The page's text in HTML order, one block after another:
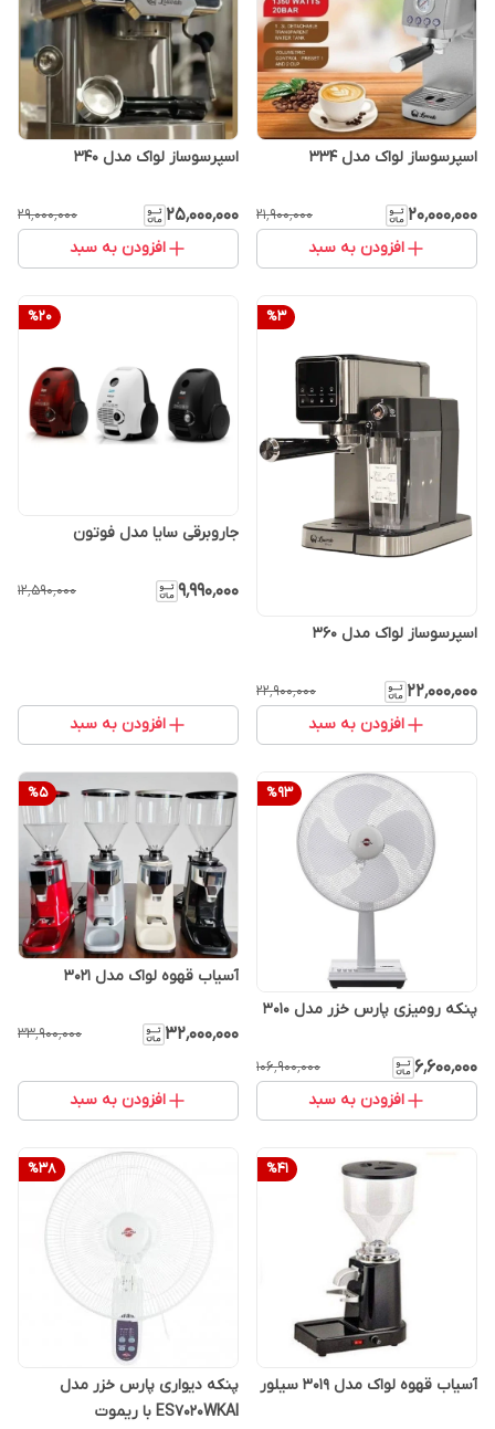
اسپرسوساز لواک مدل 334
۲۰٬۰۰۰٬۰۰۰ ۲۱٬۹۰۰٬۰۰۰
افزودن به سبد
اسپرسوساز لواک مدل 340
۲۵٬۰۰۰٬۰۰۰ ۲۹٬۰۰۰٬۰۰۰
افزودن به سبد
%3
اسپرسوساز لواک مدل 360
۲۲٬۰۰۰٬۰۰۰ ۲۲٬۹۰۰٬۰۰۰
افزودن به سبد
%20
جاروبرقی سایا مدل فوتون
۹٬۹۹۰٬۰۰۰ ۱۲٬۵۹۰٬۰۰۰
افزودن به سبد
%93
پنکه رومیزی پارس خزر مدل 3010
۶٬۶۰۰٬۰۰۰ ۱۰۶٬۹۰۰٬۰۰۰
افزودن به سبد
%5
آسیاب قهوه لواک مدل 3021
۳۲٬۰۰۰٬۰۰۰ ۳۳٬۹۰۰٬۰۰۰
افزودن به سبد
%41
آسیاب قهوه لواک مدل 3019 سیلور
%38
پنکه دیواری پارس خزر مدل
ES7020WKAI با ریموت